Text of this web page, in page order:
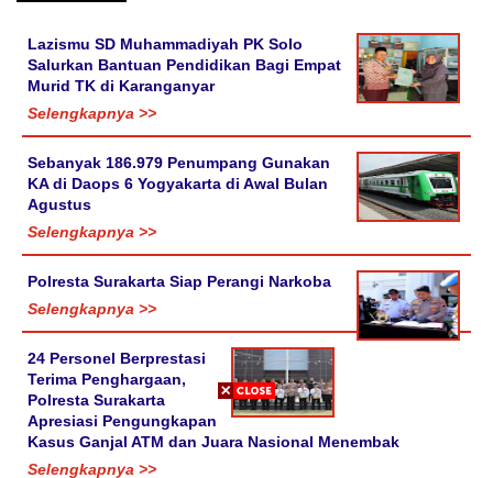
Lazismu SD Muhammadiyah PK Solo
Salurkan Bantuan Pendidikan Bagi Empat
Murid TK di Karanganyar
Selengkapnya >>
Sebanyak 186.979 Penumpang Gunakan
KA di Daops 6 Yogyakarta di Awal Bulan
Agustus
Selengkapnya >>
Polresta Surakarta Siap Perangi Narkoba
Selengkapnya >>
24 Personel Berprestasi
Terima Penghargaan,
Polresta Surakarta
Apresiasi Pengungkapan
Kasus Ganjal ATM dan Juara Nasional Menembak
Selengkapnya >>